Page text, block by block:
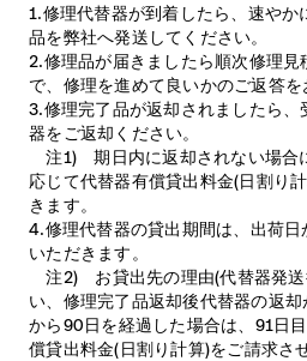
1.修理代替器が到着したら、速や
品を弊社へ発送してください。
2.修理品が届きましたら順次修理
で、修理を進めて良いかのご返答を
3.修理完了品が返却されましたら
器をご返却ください。
注1) 期日内に返却されない場合
応じて代替器有償貸出料金(日割り
きます。
4.修理代替器の貸出期間は、出荷
いただきます。
注2) お貸出先の理由(代替器発送
い、修理完了品返却後代替器の返
から90日を経過した場合は、91日
償貸出料金(日割り計算)をご請求さ